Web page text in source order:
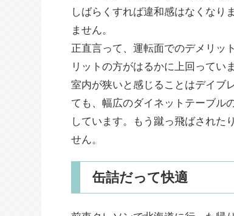
しばらくすれば違和感はなくなり
ません。
正直言って、運転面でのデメリッ
リットの方がはるかに上回っていま
室内が狭いと感じることはデイブ
ても、幅広のダイネットテーブル
しています。もう蹴っ飛ばされた
せん。
缶詰だって快適